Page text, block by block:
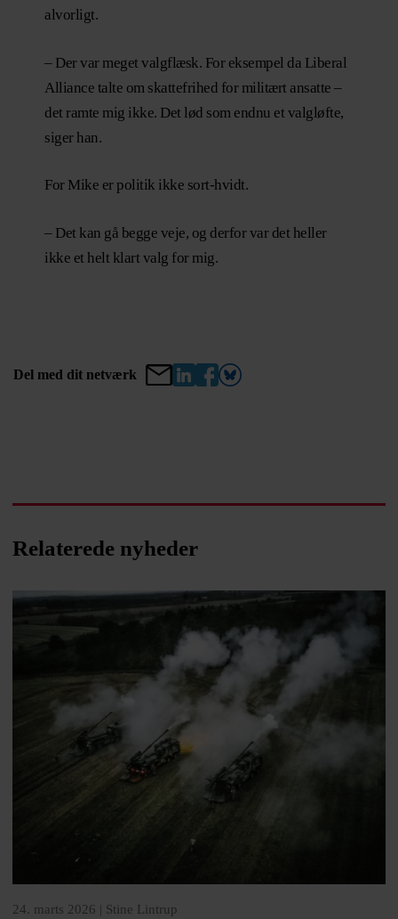
alvorligt.
– Der var meget valgflæsk. For eksempel da Liberal
Alliance talte om skattefrihed for militært ansatte –
det ramte mig ikke. Det lød som endnu et valgløfte,
siger han.
For Mike er politik ikke sort-hvidt.
– Det kan gå begge veje, og derfor var det heller
ikke et helt klart valg for mig.
Del med dit netværk
Relaterede nyheder
24. marts 2026 | Stine Lintrup